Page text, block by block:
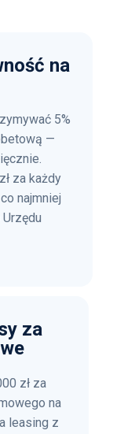
na
5%
—
za każdy
najmniej
za
zł za
na
leasing z